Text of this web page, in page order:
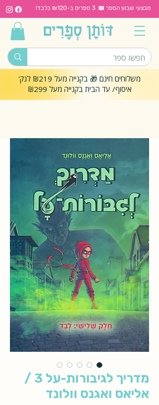
מבצעי שבוע הספר 📖 3 ספרים ב-₪120 בלבד!
משלוחים חינם 🎁 בקנייה מעל ₪219 לנק'
איסוף/ עד הבית בקנייה מעל ₪299
מדריך לגיבורות-על 3 /
אליאס ואגנס וולונד